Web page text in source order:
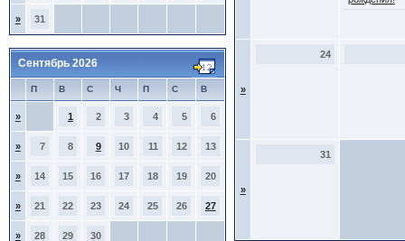
» 31
Сентябрь 2026
П В С Ч П С В
» 1 2 3 4 5 6
» 7 8 9 10 11 12 13
» 14 15 16 17 18 19 20
» 21 22 23 24 25 26 27
» 28 29 30
»
24
»
31